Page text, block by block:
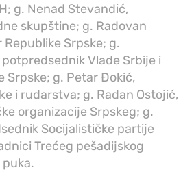
g. Nenad Stevandić,
skupštine; g. Radovan
Srpske; g.
Vlade Srbije i
Srpske; g. Petar Đokić,
i rudarstva; g. Radan Ostojić,
organizacije Srpskeg; g.
Socijalističke partije
Trećeg pešadijskog
puka.